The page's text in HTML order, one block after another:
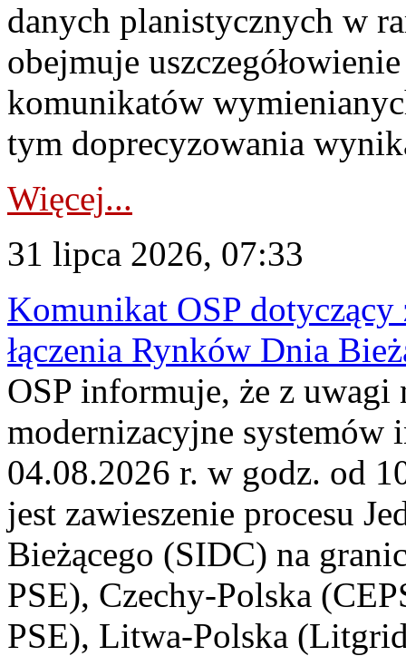
danych planistycznych w
obejmuje
komunikatów
tym doprecyzowania
Więcej...
31 lipca 2026, 07:33
Komunikat OSP dotyczący
łączenia Rynków Dnia
OSP informuje, że z uwagi
modernizacyjne
04.08.2026 r. w godz. od
jest zawieszenie procesu
Bieżącego (SIDC) na
PSE), Czechy-Polska
PSE), Litwa-Polska